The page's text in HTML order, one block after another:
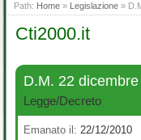
Path: Home » Legislazione »
Cti2000.it
D.M. 22
Legge/Decreto
Emanato il: 22/12/2010